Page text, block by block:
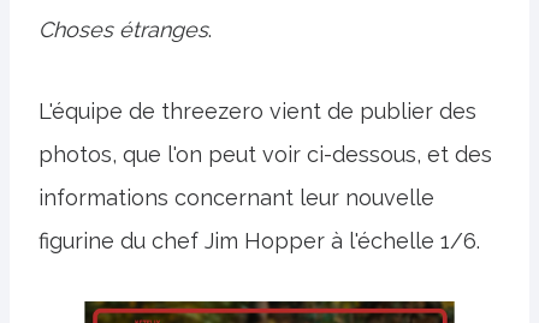
Choses étranges.
L'équipe de threezero vient de publier des
photos, que l'on peut voir ci-dessous, et des
informations concernant leur nouvelle
figurine du chef Jim Hopper à l'échelle 1/6.